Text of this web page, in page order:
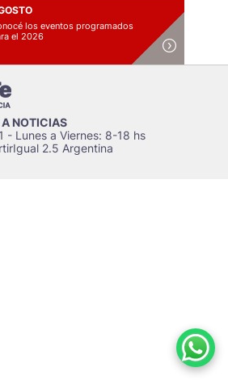
los eventos programados
el 2026
A NOTICIAS
Lunes a Viernes: 8-18 hs
2.5 Argentina